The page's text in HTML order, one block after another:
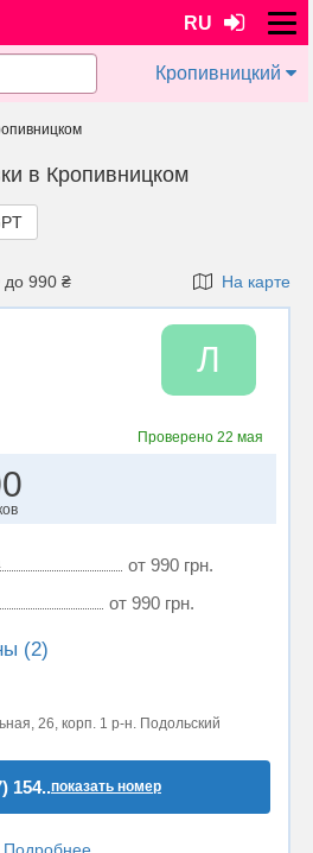
RU
Кропивницкий
в Кропивницком
до 990 ₴ На карте
Л
Проверено 22 мая
от 990 грн.
от 990 грн.
(2)
26, корп. 1 р-н. Подольский
154..показать номер